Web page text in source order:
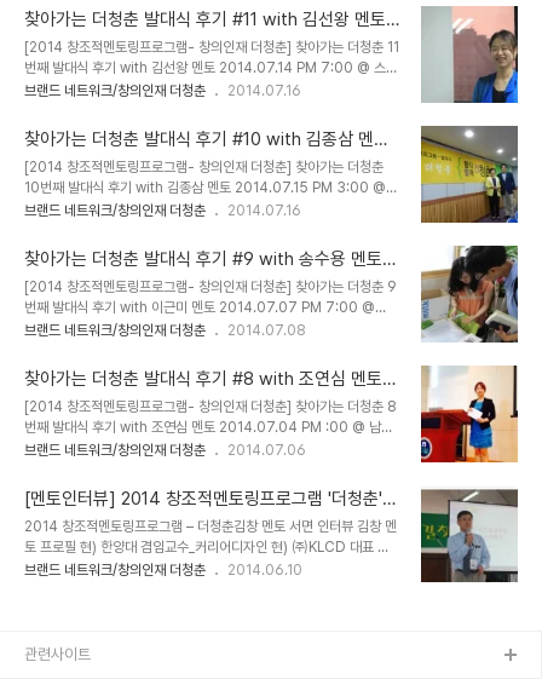
거듭남..
대표멘토들과 함께 한 멘토링간담회 @보나베띠 공덕역점|작성자 리
얼리스트 손대희 ● 프로그램 (총 180분)05. 오프닝20. 멘토들의 2
분 스피치05. 청년위원회 & 총괄기획 조연심 인사말10. 더청춘 현재
상황 공유20. 더청춘의 모체 300프로젝트/ 참여자 대학생 김종오의
멘티입장 60. 멘토들의 멘토링 프로그램 및 멘티관리 노하우 공유
진 프로그램 시작 전 포토..
찾아가는 더청춘 발대식 후기 #11 with 김선왕 멘토
@대구 스카이 아카데미 by 퍼스널브랜드PD 박현진
[2014 창조적멘토링프로그램- 창의인재 더청춘] 찾아가는 더청춘 11
번째 발대식 후기 with 김선왕 멘토 2014.07.14 PM 7:00 @ 스카
이 아카데미by 엠유MU 조연심, 강정은, 손대희, 박현진, 윤빛나 대구
무원을 배출하고 있는 전설적인 학원이다. 김선왕 멘토와 함께 2030
청춘들을 위해 도움을 주실 스카이 아카데미 최해련 대표님의 장소 협
찬으로 더청춘 발대식을 진행하게 되었다. 퍼스널브랜드PD 박현진의
오프닝으로 발대식을 시작했다. 청년위원회 권우성 팀장의 인사말.
2030청년들의 꿈을 위해 함께 뛰는 청년위원회가 되겠다는 말을 남
법. 퍼스널 브랜드..
브랜드 네트워크/창의인재 더청춘 2014.07.16
찾아가는 더청춘 발대식 후기 #10 with 김종삼 멘토
@영산대학교 by 퍼스널브랜드PD 박현진
[2014 창조적멘토링프로그램- 창의인재 더청춘] 찾아가는 더청춘
10번째 발대식 후기 with 김종삼 멘토 2014.07.15 PM 3:00 @
영산대학교 해운대캠퍼스by 엠유MU 조연심, 강정은, 손대희, 박현
대캠퍼스에서 창의인재더청춘 발대식이 진행되었다. 렌트브레인의 김
종삼 대표멘토와 함께 40여 명의 멘티가 함께 활동하게 된다. 부산의
또다른 멘토 이부승 코치의 제자 전성곤 멘티의 제안으로 이사벨 중학
교 학생 30여명도 참여했다. 퍼스널브랜드PD 박현진의 오프닝으로
시작했다. 청년위원회 권우성 팀장은 2030 청년들과 함께 고민하고
룰 수 있도록 지원하겠다는 약속..
브랜드 네트워크/창의인재 더청춘 2014.07.16
찾아가는 더청춘 발대식 후기 #9 with 송수용 멘토
@DID드림캠프 by 퍼스널브랜드PD 박현진
[2014 창조적멘토링프로그램- 창의인재 더청춘] 찾아가는 더청춘 9
번째 발대식 후기 with 이근미 멘토 2014.07.07 PM 7:00 @
DID드림캠프by 엠유MU 조연심, 강정은, 손대희, 박현진, 윤빛나 아
꼼꼼히 출석과 유인물을 체크한다. 퍼스널브랜드PD 박현진의 진행으
로 발대식이 시작되었다. 오프닝은 아래의 예로 시작했다."여러분이
면접관이라면 어떤 사람을 채용하시겠습니까? 뽑아만 주면 뼈를 묻겠
다는 사람과 이 곳에 오기위해 어떤 책을 읽었고, 어떤 사람을 만났고,
어떤 생각을 했었는지를 한 눈에 알아볼 수 있게 글로 썼습니다. 이 모
프로젝트는 바로 두번째 ..
브랜드 네트워크/창의인재 더청춘 2014.07.08
찾아가는 더청춘 발대식 후기 #8 with 조연심 멘토
@남서울대학교 by 퍼스널브랜드PD 박현진
[2014 창조적멘토링프로그램- 창의인재 더청춘] 찾아가는 더청춘 8
번째 발대식 후기 with 조연심 멘토 2014.07.04 PM :00 @ 남서
울대학교by 엠유MU 조연심, 강정은, 손대희, 박현진, 윤빛나 공식적
멋있었다. 왼소에 든건 진행 원고 깨알같이 원고를 써서왔는데, 원고
쓰지말고 굵직한 진행만 하자는 교훈을 얻었다. 원고에 의존하느라 기
계적으로 읽게 되더라는. 대통령직속 청년위원회 소개영상을 본 후 권
우성 팀장의 인사말과 위촉장 수여식이 진행되었다.2030 청춘들에
게 진정으로 필요한 일을 하기 위해 함께 뛰며 청년들이 꿈을 이룰 수
브랜드 네트워크/창의인재 더청춘 2014.07.06
[멘토인터뷰] 2014 창조적멘토링프로그램 '더청춘' -
한양대학교 김창 교수 by 퍼스널브랜드PD 박현진
2014 창조적멘토링프로그램 – 더청춘김창 멘토 서면 인터뷰 김창 멘
토 프로필 현) 한양대 겸임교수_커리어디자인 현) ㈜KLCD 대표 ㈜
심테크시스템 이사/ThinkWise아카데미 원장/경력관리 ㈜아테코코
업 ROTC 육군 중위 전역 (25기) [저서]‘네 직업 네가 책임져라’ [청
브랜드 네트워크/창의인재 더청춘 2014.06.10
관련사이트